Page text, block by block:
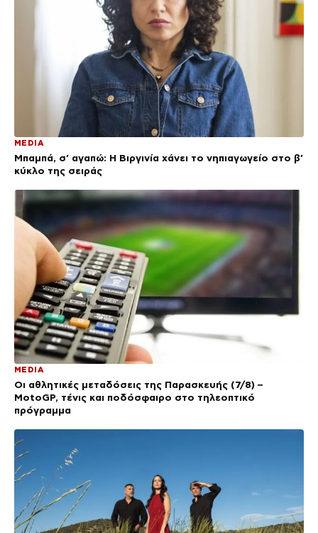
MEDIA
Μπαμπά, σ’ αγαπώ: Η Βιργινία χάνει το νηπιαγωγείο στο β’
κύκλο της σειράς
MEDIA
Οι αθλητικές μεταδόσεις της Παρασκευής (7/8) –
MotoGP, τένις και ποδόσφαιρο στο τηλεοπτικό
πρόγραμμα